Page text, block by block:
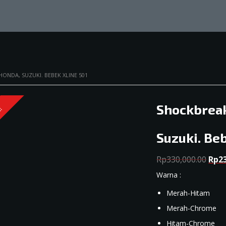
SUZUKI. BEBEK XLINE 501
Suzuki.
Rp330,000.00 Rp
Warna :
Merah-Hitam
Merah-Chrome
Hitam-Chrome